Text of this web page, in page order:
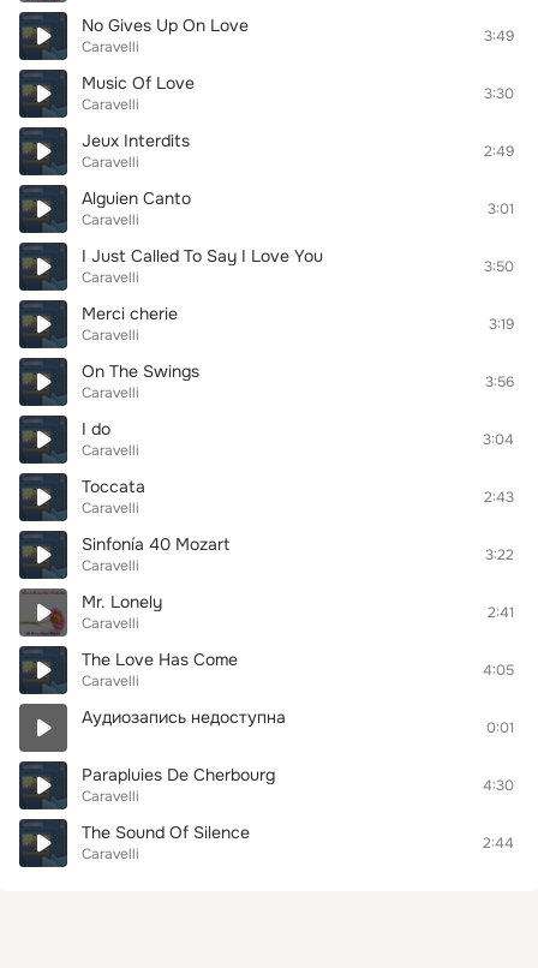
No Gives Up On Love
Caravelli
3:49
Music Of Love
Caravelli
3:30
Jeux Interdits
Caravelli
2:49
Alguien Canto
Caravelli
3:01
I Just Called To Say I Love You
Caravelli
3:50
Merci cherie
Caravelli
3:19
On The Swings
Caravelli
3:56
I do
Caravelli
3:04
Toccata
Caravelli
2:43
Sinfonía 40 Mozart
Caravelli
3:22
Mr. Lonely
Caravelli
2:41
The Love Has Come
Caravelli
4:05
Аудиозапись недоступна 0:01
Parapluies De Cherbourg
Caravelli
4:30
The Sound Of Silence
Caravelli
2:44